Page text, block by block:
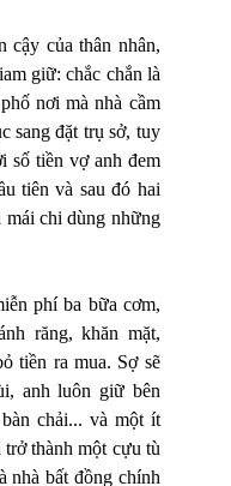
cậy của thân nhân,
giữ: chắc chắn là
nơi mà nhà cầm
sang đặt trụ sở, tuy
số tiền vợ anh đem
tiên và sau đó hai
mái chi dùng những
phí ba bữa cơm,
răng, khăn mặt,
tiền ra mua. Sợ sẽ
anh luôn giữ bên
chải... và một ít
trở thành một cựu tù
nhà bất đồng chính